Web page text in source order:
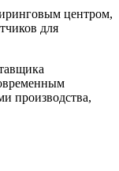
центром,
для
производства,